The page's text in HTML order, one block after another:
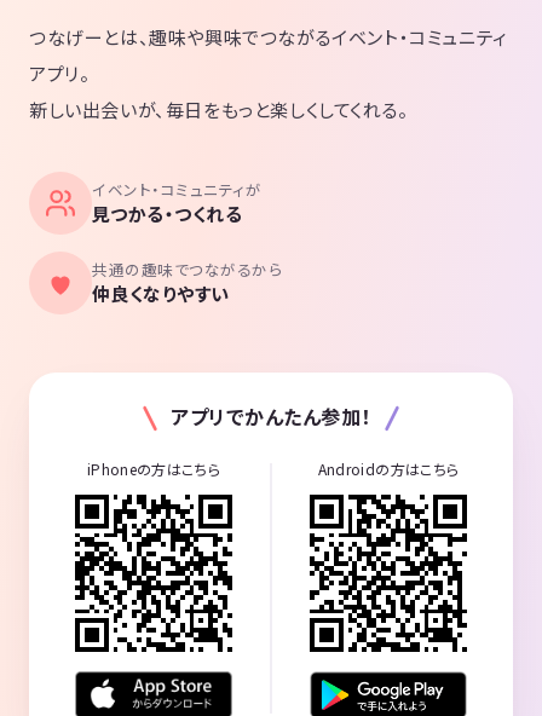
つなげーとは、趣味や興味でつながるイベント・コミュニティ
アプリ。
新しい出会いが、毎日をもっと楽しくしてくれる。
イベント・コミュニティが
見つかる・つくれる
共通の趣味でつながるから
仲良くなりやすい
アプリでかんたん参加！
iPhoneの方はこちら Androidの方はこちら